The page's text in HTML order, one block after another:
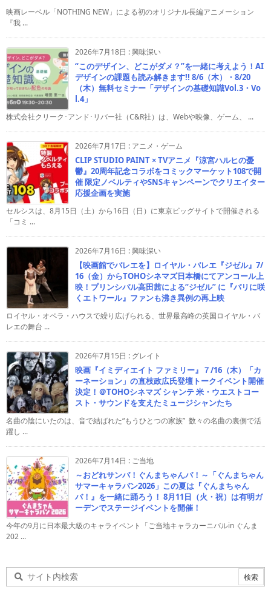
映画レーベル「NOTHING NEW」による初のオリジナル長編アニメーション
『我 ...
2026年7月18日 :興味深い
“このデザイン、どこがダメ？”を一緒に考えよう！AI
デザインの課題も読み解きます!! 8/6（木）・8/20
（木）無料セミナー「デザインの基礎知識Vol.3・Vo
l.4」
株式会社クリーク･アンド･リバー社（C&R社）は、Webや映像、ゲーム、 ...
2026年7月17日 : アニメ・ゲーム
CLIP STUDIO PAINT × TVアニメ『涼宮ハルヒの憂
鬱』20周年記念コラボをコミックマーケット108で開
催 限定ノベルティやSNSキャンペーンでクリエイター
応援企画を実施
セルシスは、8月15日（土）から16日（日）に東京ビッグサイトで開催される
「コミ ...
2026年7月16日 :興味深い
【映画館でバレエを】ロイヤル・バレエ『ジゼル』7/
16（金）からTOHOシネマズ日本橋にてアンコール上
映！プリンシパル高田茜による“ジゼル” に『パリに咲
くエトワール』ファンも沸き異例の再上映
ロイヤル・オペラ・ハウスで繰り広げられる、世界最高峰の英国ロイヤル・バ
レエの舞台 ...
2026年7月15日 : グレイト
映画『イミディエイト ファミリー』７/16（木）「カ
ーネーション」の直枝政広氏登壇トークイベント開催
決定！＠TOHOシネマズ シャンテ 米・ウエストコー
スト・サウンドを支えたミュージシャンたち
名曲の陰にいたのは、音で結ばれた“もうひとつの家族” 数々の名曲の裏側で活
躍し ...
2026年7月14日 : ご当地
～おどれサンバ！ぐんまちゃんバ！～「ぐんまちゃん
サマーキャラバン2026」この夏は『ぐんまちゃん
バ！』を一緒に踊ろう！ 8月11日（火・祝）は有明ガ
ーデンでステージイベントを開催！
今年の9月に日本最大級のキャライベント「ご当地キャラカーニバルin ぐんま
202 ...